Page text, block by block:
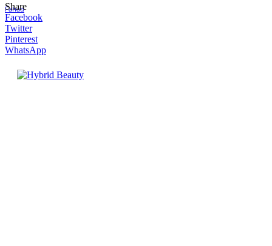
Share
Facebook
Twitter
Pinterest
WhatsApp